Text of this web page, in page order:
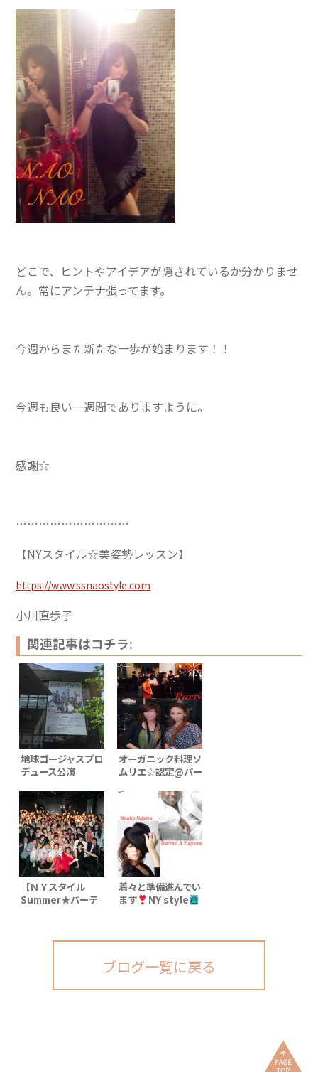
どこで、ヒントやアイデアが隠されているか分かりませ
ん。常にアンテナ張ってます。
今週からまた新たな一歩が始まります！！
今週も良い一週間でありますように。
感謝☆
…………………………
【NYスタイル☆美姿勢レッスン】
https://www.ssnaostyle.com
小川直歩子
関連記事はコチラ:
地球ゴージャスプロ
デュース公演
オーガニック料理ソ
ムリエ☆認定@パー
【ＮＹスタイル
Summer★パーテ
NAOs B.D 無事終了
着々と準備進んでい
ます
NY style
ブログ一覧に戻る